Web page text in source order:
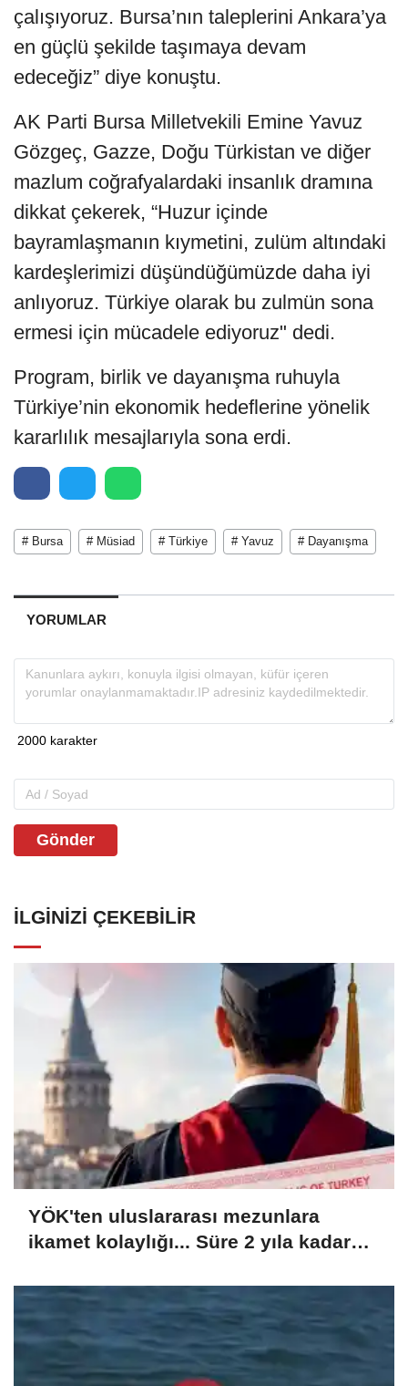
çalışıyoruz. Bursa’nın taleplerini Ankara’ya
en güçlü şekilde taşımaya devam
edeceğiz” diye konuştu.
AK Parti Bursa Milletvekili Emine Yavuz
Gözgeç, Gazze, Doğu Türkistan ve diğer
mazlum coğrafyalardaki insanlık dramına
dikkat çekerek, “Huzur içinde
bayramlaşmanın kıymetini, zulüm altındaki
kardeşlerimizi düşündüğümüzde daha iyi
anlıyoruz. Türkiye olarak bu zulmün sona
ermesi için mücadele ediyoruz" dedi.
Program, birlik ve dayanışma ruhuyla
Türkiye’nin ekonomik hedeflerine yönelik
kararlılık mesajlarıyla sona erdi.
# Bursa # Müsiad # Türkiye # Yavuz # Dayanışma
YORUMLAR
Gönder
İLGINIZI ÇEKEBILIR
YÖK'ten uluslararası mezunlara
ikamet kolaylığı... Süre 2 yıla kadar